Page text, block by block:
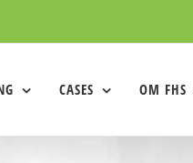
CASES OM FHS
20 år